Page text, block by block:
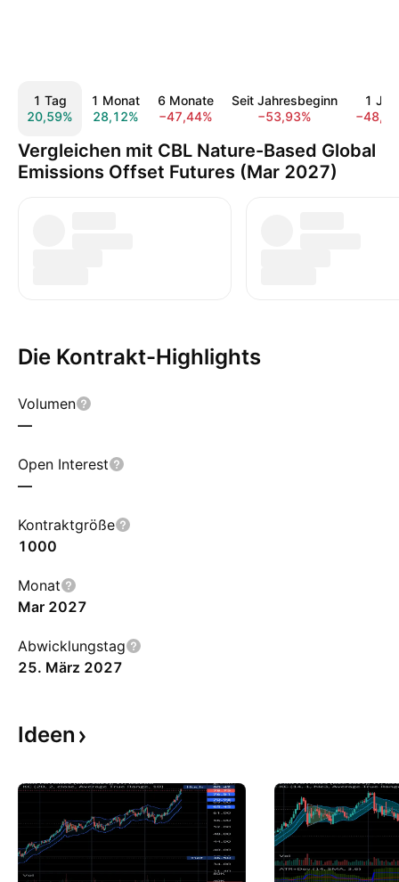
1 Tag
20,59%
1 Monat
28,12%
6 Monate
−47,44%
Seit Jahresbeginn
−53,93%
1
Vergleichen mit CBL Nature-Based Global
Emissions Offset Futures (Mar 2027)
Die Kontrakt-Highlights
Volumen
—
Open Interest
—
Kontraktgröße
1000
Monat
Mar 2027
Abwicklungstag
25. März 2027
Ideen